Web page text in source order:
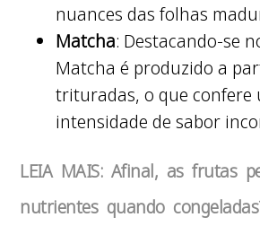
nuances das folhas
Matcha: Destacando-se
Matcha é produzido a
trituradas, o que confere
intensidade de sabor
LEIA MAIS: Afinal, as frutas
nutrientes quando